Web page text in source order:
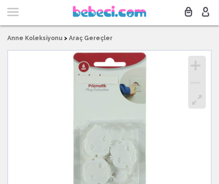
Anne Koleksiyonu > Araç Gereçler